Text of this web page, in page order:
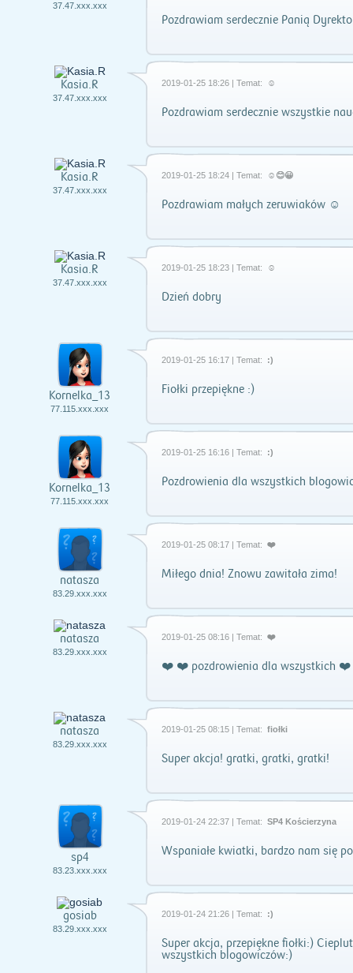
37.47.xxx.xxx
Pozdrawiam serdecznie Panią
Kasia.R
37.47.xxx.xxx
2019-01-25 18:26 | Temat: ☺
Pozdrawiam serdecznie wszystkie
Kasia.R
37.47.xxx.xxx
2019-01-25 18:24 | Temat: ☺😊😀
Pozdrawiam małych zeruwiaków ☺
Kasia.R
37.47.xxx.xxx
2019-01-25 18:23 | Temat: ☺
Dzień dobry
Kornelka_13
77.115.xxx.xxx
2019-01-25 16:17 | Temat: :)
Fiołki przepiękne :)
Kornelka_13
77.115.xxx.xxx
2019-01-25 16:16 | Temat: :)
Pozdrowienia dla wszystkich
natasza
83.29.xxx.xxx
2019-01-25 08:17 | Temat: ❤️
Miłego dnia! Znowu zawitała zima!
natasza
83.29.xxx.xxx
2019-01-25 08:16 | Temat: ❤️
❤️ ❤️ pozdrowienia dla wszystkich
natasza
83.29.xxx.xxx
2019-01-25 08:15 | Temat: fiołki
Super akcja! gratki, gratki, gratki!
sp4
83.23.xxx.xxx
2019-01-24 22:37 | Temat: SP4 Kościerzyna
Wspaniałe kwiatki, bardzo nam się
gosiab
83.29.xxx.xxx
2019-01-24 21:26 | Temat: :)
Super akcja, przepiękne fiołki:)
wszystkich blogowiczów:)